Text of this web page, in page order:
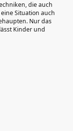
die auch
Situation auch
Nur das
Kinder und